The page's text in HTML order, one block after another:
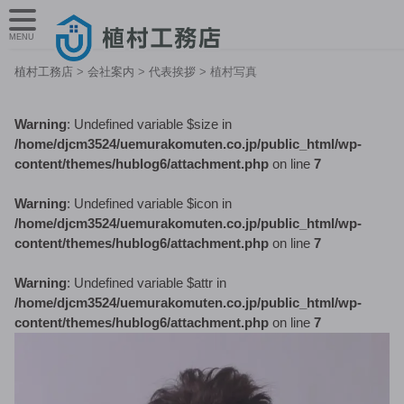
植村工務店 > 会社案内 > 代表挨拶 > 植村写真
Warning: Undefined variable $size in
/home/djcm3524/uemurakomuten.co.jp/public_html/wp-
content/themes/hublog6/attachment.php on line 7
Warning: Undefined variable $icon in
/home/djcm3524/uemurakomuten.co.jp/public_html/wp-
content/themes/hublog6/attachment.php on line 7
Warning: Undefined variable $attr in
/home/djcm3524/uemurakomuten.co.jp/public_html/wp-
content/themes/hublog6/attachment.php on line 7
MENU